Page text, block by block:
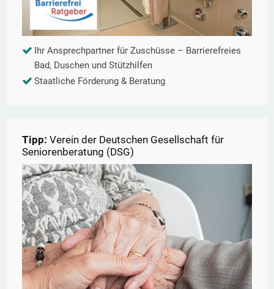
Ihr Ansprechpartner für Zuschüsse – Barrierefreies
Bad, Duschen und Stützhilfen
Staatliche Förderung & Beratung
Tipp: Verein der Deutschen Gesellschaft für
Seniorenberatung (DSG)